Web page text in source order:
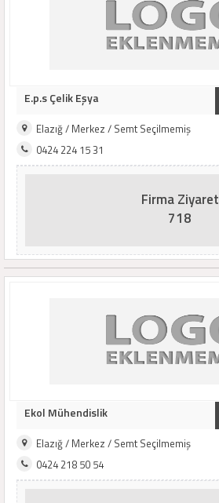
E.p.s Çelik Eşya
Elazığ / Merkez / Semt Seçilmemiş
0424 224 15 31
Firma Ziyaret
718
Ekol Mühendislik
Elazığ / Merkez / Semt Seçilmemiş
0424 218 50 54